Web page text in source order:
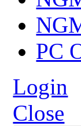
PC
Login
Close